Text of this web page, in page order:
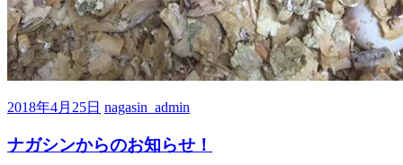
2018年4月25日 nagasin_admin
ナガシンからのお知らせ！